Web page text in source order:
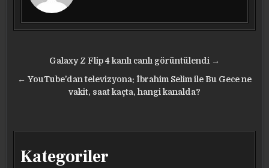
gezinmesi
Galaxy Z Flip 4 kanlı canlı görüntülendi →
← YouTube’dan televizyona: İbrahim Selim ile Bu Gece ne
vakit, saat kaçta, hangi kanalda?
Kategoriler